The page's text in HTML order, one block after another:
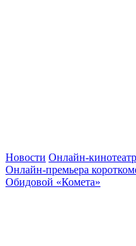
Новости Онлайн-кинотеатр
Онлайн-премьера
Обидовой «Комета»